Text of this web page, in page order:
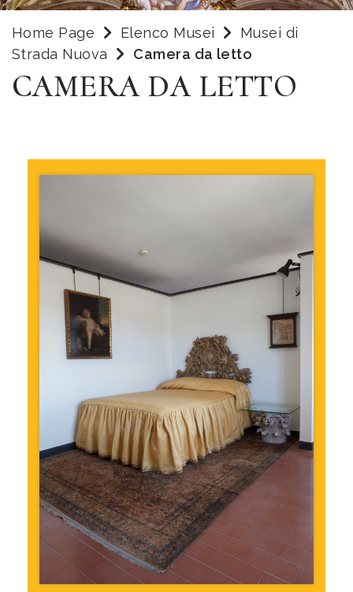
Home Page Elenco Musei
Musei di
Strada Nuova
Camera da letto
CAMERA DA LETTO